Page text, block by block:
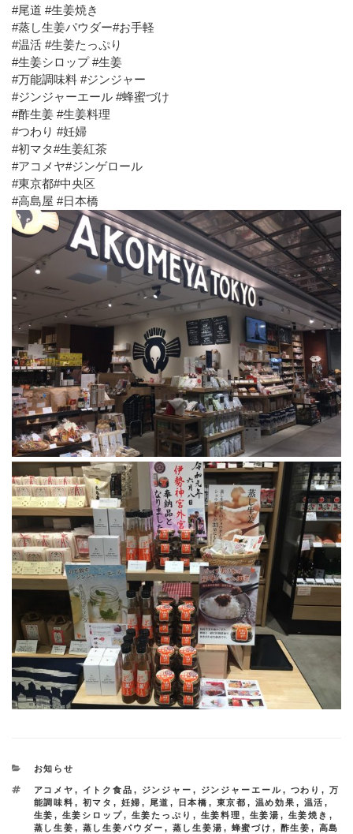
#尾道 #生姜焼き
#蒸し生姜パウダー#お手軽
#温活 #生姜たっぷり
#生姜シロップ #生姜
#万能調味料 #ジンジャー
#ジンジャーエール #蜂蜜づけ
#酢生姜 #生姜料理
#つわり #妊婦
#初マタ#生姜紅茶
#アコメヤ#ジンゲロール
#東京都#中央区
#高島屋 #日本橋
カ
ゴ
リ
ー
お知らせ
タ
グ
アコメヤ , イトク食品 , ジンジャー , ジンジャーエール, つわり , 万
能調味料 , 初マタ , 妊婦 , 尾道 , 日本橋 , 東京都 , 温め効果 , 温活 ,
生姜 , 生姜シロップ, 生姜たっぷり , 生姜料理 , 生姜湯 , 生姜焼き ,
蒸し生姜 , 蒸し生姜パウダー , 蒸し生姜湯 , 蜂蜜づけ , 酢生姜 , 高島